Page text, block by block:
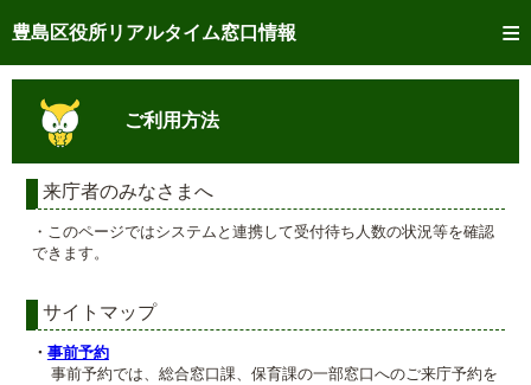
豊島区役所リアルタイム窓口情報
トップページへ
ご利用方法
事前予約
予約状況確認
リアルタイム 窓口混雑状況
メール通知登録
ご利用方法
来庁者のみなさまへ
・このページではシステムと連携して受付待ち人数の状況等を確認
できます。
サイトマップ
・ 事前予約
事前予約では、総合窓口課、保育課の一部窓口へのご来庁予約を